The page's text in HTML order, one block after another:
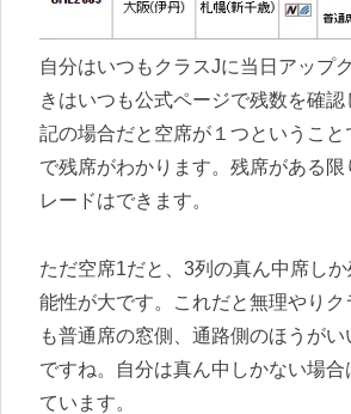
自分はいつもクラスJに当日アップ
きはいつも公式ページで残数を確認
記の場合だと空席が１つということ
で残席がわかります。残席がある
レードはできます。
ただ空席1だと、3列の真ん中席し
能性が大です。これだと無理やりク
も普通席の窓側、通路側のほうが
ですね。自分は真ん中しかない場合
ています。